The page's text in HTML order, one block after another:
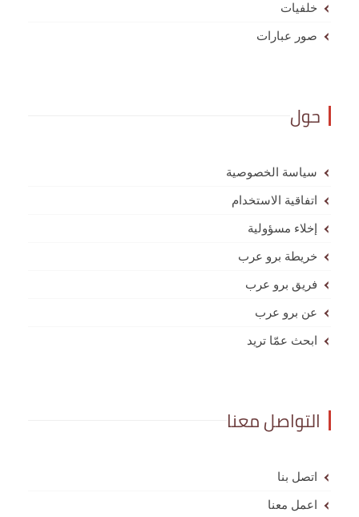
خلفيات
صور عبارات
حول
سياسة الخصوصية
اتفاقية الاستخدام
إخلاء مسؤولية
خريطة برو عرب
فريق برو عرب
عن برو عرب
ابحث عمّا تريد
التواصل معنا
اتصل بنا
اعمل معنا